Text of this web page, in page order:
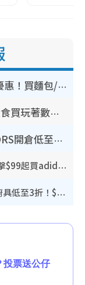
長者優惠｜OK便利店推樂悠咭優惠！買麵包/牛奶/保健品拍卡即減
【8月生日優惠2026】全港85大食買玩著數攻略 自助餐/火鍋放題同行免費＋誠品/DONKI送現金券
開倉優惠｜銅鑼灣MICHAEL KORS開倉低至17折！直擊$500起買手袋/銀包/鞋款 必買經典Jet Set系列
開倉優惠｜馬拉松開倉低至3折！直擊$99起買adidas／New Balance／Puma鞋款 STANLEY保溫杯劈價至$119起
廚具優惠｜普樂氏/意美廚/Buffalo廚具低至3折！$89起買煎鍋／炒鑊／個人鍋 同場小家電激減至$99起